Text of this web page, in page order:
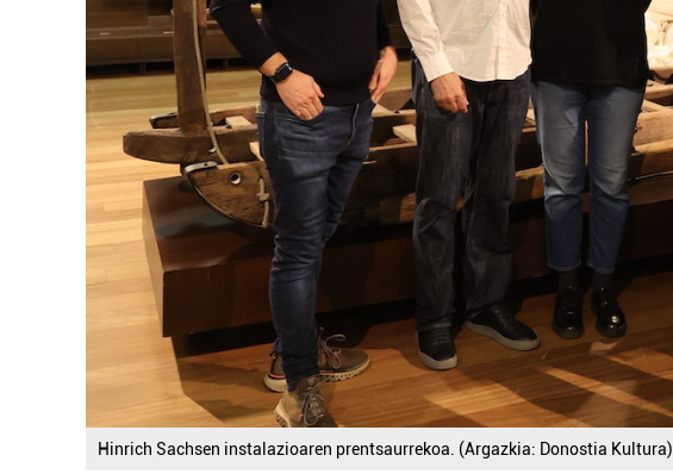
Hinrich Sachsen instalazioaren prentsaurrekoa. (Argazkia: Donostia Kultura)